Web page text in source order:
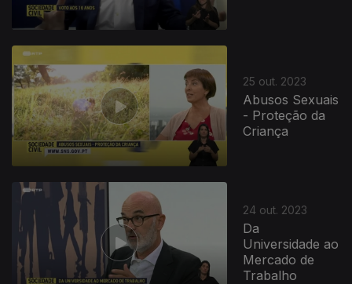
25 out. 2023
Abusos Sexuais
- Proteção da
Criança
24 out. 2023
Da
Universidade ao
Mercado de
Trabalho